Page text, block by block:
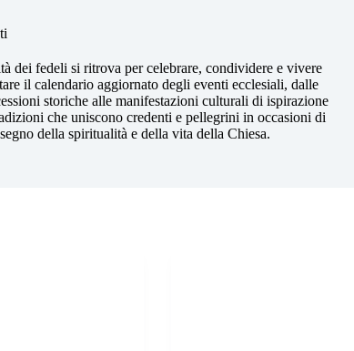
dei fedeli si ritrova per celebrare, condividere e vivere
il calendario aggiornato degli eventi ecclesiali, dalle
storiche alle manifestazioni culturali di ispirazione
che uniscono credenti e pellegrini in occasioni di
della spiritualità e della vita della Chiesa.